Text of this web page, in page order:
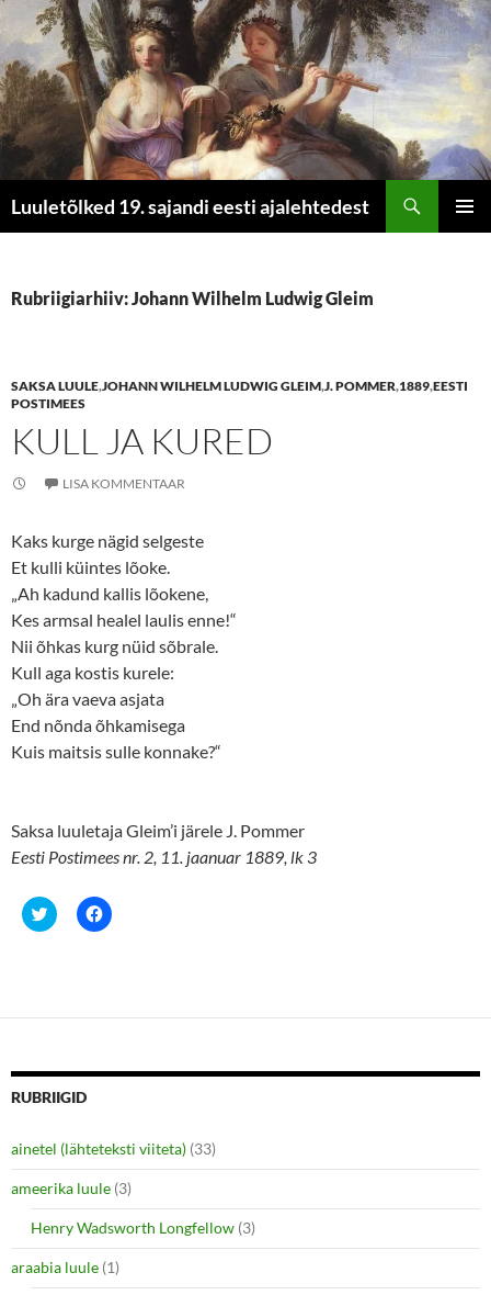
Luuletõlked 19. sajandi eesti ajalehtedest
Rubriigiarhiiv: Johann Wilhelm Ludwig Gleim
SAKSA LUULE,JOHANN WILHELM LUDWIG GLEIM,J. POMMER,1889,EESTI
POSTIMEES
KULL JA KURED
LISA KOMMENTAAR
Kaks kurge nägid selgeste
Et kulli küintes lõoke.
„Ah kadund kallis lõokene,
Kes armsal healel laulis enne!“
Nii õhkas kurg nüid sõbrale.
Kull aga kostis kurele:
„Oh ära vaeva asjata
End nõnda õhkamisega
Kuis maitsis sulle konnake?“
Saksa luuletaja Gleim’i järele J. Pommer
Eesti Postimees nr. 2, 11. jaanuar 1889, lk 3
C
l
h
e
o
n
t
t
e
r
(
O
p
e
n
C
l
h
e
o
e
b
o
o
k
(
O
p
e
n
RUBRIIGID
ainetel (lähteteksti viiteta) (33)
ameerika luule (3)
Henry Wadsworth Longfellow (3)
araabia luule (1)